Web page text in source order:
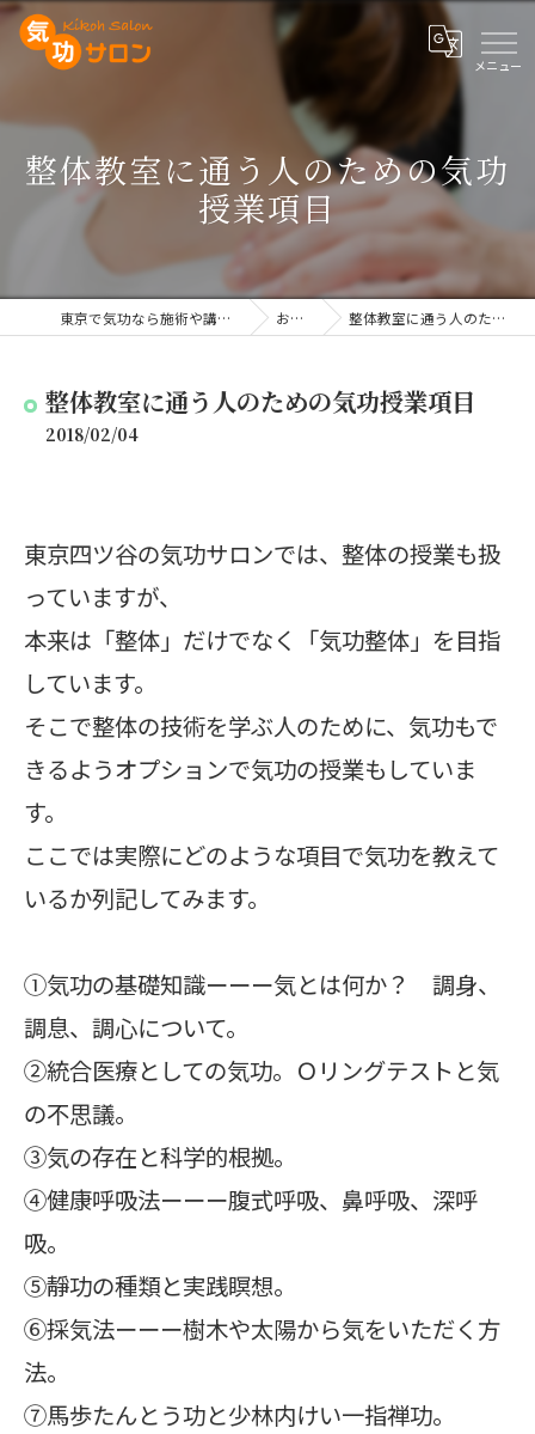
整体教室に通う人のための気功
授業項目
東京で気功なら施術や講座を行う気功サロン お知らせ 整体教室に通う人のための気功授業項目
整体教室に通う人のための気功授業項目
2018/02/04
東京四ツ谷の気功サロンでは、整体の授業も扱
っていますが、
本来は「整体」だけでなく「気功整体」を目指
しています。
そこで整体の技術を学ぶ人のために、気功もで
きるようオプションで気功の授業もしていま
す。
ここでは実際にどのような項目で気功を教えて
いるか列記してみます。
①気功の基礎知識ーーー気とは何か？ 調身、
調息、調心について。
②統合医療としての気功。Ｏリングテストと気
の不思議。
③気の存在と科学的根拠。
④健康呼吸法ーーー腹式呼吸、鼻呼吸、深呼
吸。
⑤靜功の種類と実践瞑想。
⑥採気法ーーー樹木や太陽から気をいただく方
法。
⑦馬歩たんとう功と少林内けい一指禅功。